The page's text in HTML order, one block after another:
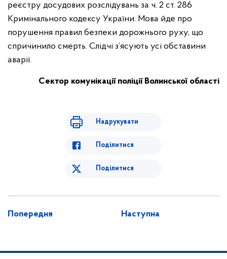
реєстру досудових розслідувань за ч. 2 ст. 286
Кримінального кодексу України. Мова йде про
порушення правил безпеки дорожнього руху, що
спричинило смерть. Слідчі з’ясують усі обставини
аварії.
Сектор комунікації поліції Волинської області
Надрукувати
Поділитися
Поділитися
Попередня Наступна